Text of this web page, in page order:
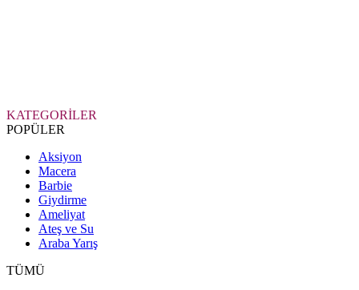
KATEGORİLER
POPÜLER
Aksiyon
Macera
Barbie
Giydirme
Ameliyat
Ateş ve Su
Araba Yarış
TÜMÜ